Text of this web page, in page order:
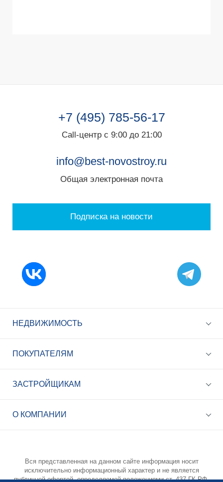
+7 (495) 785-56-17
+7 (495) 785-56-17
Call-центр с 9:00 до 21:00
info@best-novostroy.ru
Общая электронная почта
Подписка на новости
НЕДВИЖИМОСТЬ
ПОКУПАТЕЛЯМ
ЗАСТРОЙЩИКАМ
О КОМПАНИИ
Вся представленная на данном сайте информация носит
исключительно информационный характер и не является
публичной офертой, определяемой положениями ст. 437 ГК РФ.